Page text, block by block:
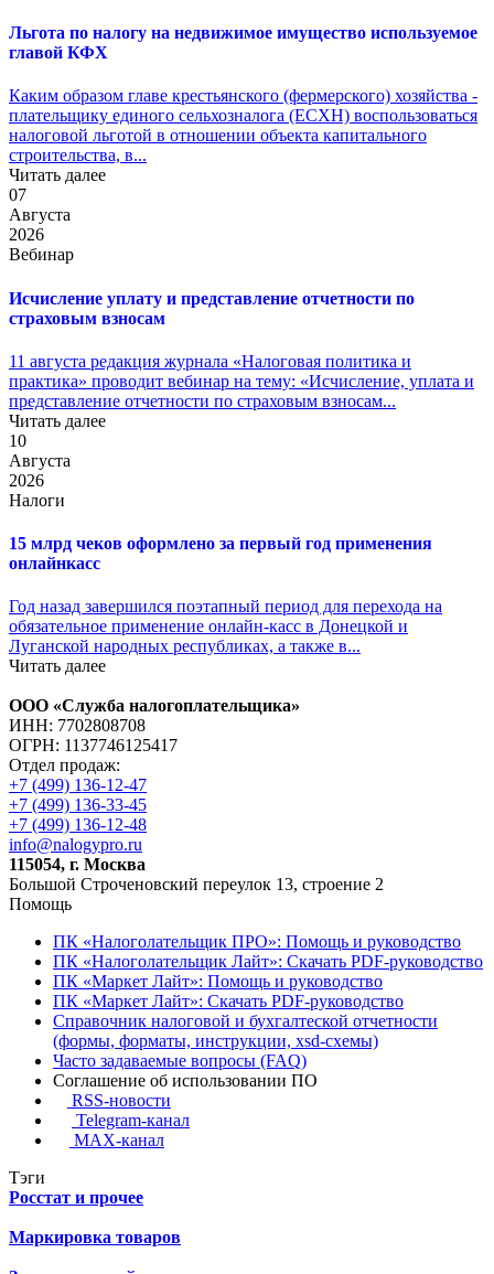
Льгота по налогу на недвижимое имущество используемое
главой КФХ
Каким образом главе крестьянского (фермерского) хозяйства -
плательщику единого сельхозналога (ЕСХН) воспользоваться
налоговой льготой в отношении объекта капитального
строительства, в...
Читать далее
07
Августа
2026
Вебинар
Исчисление уплату и представление отчетности по
страховым взносам
11 августа редакция журнала «Налоговая политика и
практика» проводит вебинар на тему: «Исчисление, уплата и
представление отчетности по страховым взносам...
Читать далее
10
Августа
2026
Налоги
15 млрд чеков оформлено за первый год применения
онлайнкасс
Год назад завершился поэтапный период для перехода на
обязательное применение онлайн-касс в Донецкой и
Луганской народных республиках, а также в...
Читать далее
ООО «Служба налогоплательщика»
ИНН: 7702808708
ОГРН: 1137746125417
Отдел продаж:
+7 (499) 136-12-47
+7 (499) 136-33-45
+7 (499) 136-12-48
info@nalogypro.ru
115054, г. Москва
Большой Строченовский переулок 13, строение 2
Помощь
ПК «Налоголательщик ПРО»: Помощь и руководство
ПК «Налоголательщик Лайт»: Скачать PDF-руководство
ПК «Маркет Лайт»: Помощь и руководство
ПК «Маркет Лайт»: Скачать PDF-руководство
Справочник налоговой и бухгалтеской отчетности
(формы, форматы, инструкции, xsd-схемы)
Часто задаваемые вопросы (FAQ)
Соглашение об использовании ПО
RSS-новости
Telegram-канал
MAX-канал
Тэги
Росстат и прочее
Маркировка товаров